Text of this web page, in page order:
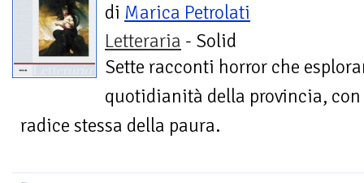
di Marica Petrolati
Letteraria - Solid
Sette racconti horror che
quotidianità della provincia,
radice stessa della paura.